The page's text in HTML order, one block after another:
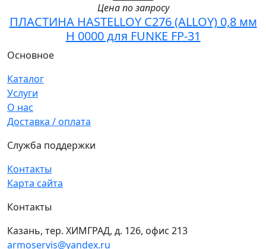
Цена по запросу
ПЛАСТИНА HASTELLOY C276 (ALLOY) 0,8 мм
H 0000 для FUNKE FP-31
Основное
Каталог
Услуги
О нас
Доставка / оплата
Служба поддержки
Контакты
Карта сайта
Контакты
Казань, тер. ХИМГРАД, д. 126, офис 213
armoservis@yandex.ru